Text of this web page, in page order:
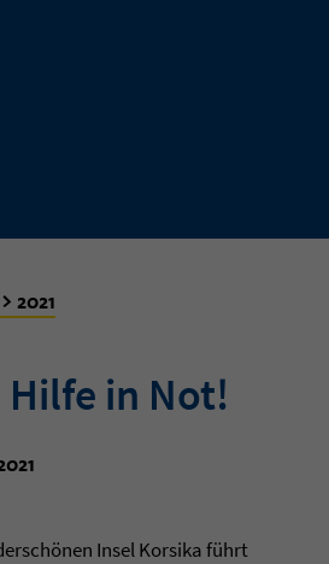
2021
Hilfe in Not!
Insel Korsika führt